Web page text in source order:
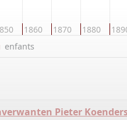
1860 1870 1880
enfants
Pieter